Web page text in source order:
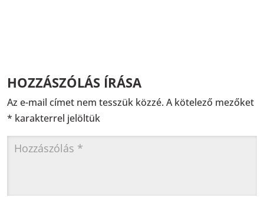
HOZZÁSZÓLÁS ÍRÁSA
Az e-mail címet nem tesszük közzé. A kötelező mezőket
* karakterrel jelöltük